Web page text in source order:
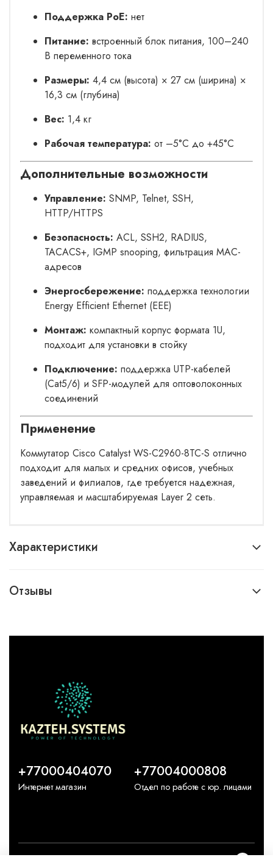
Поддержка PoE: нет
Питание: встроенный блок питания, 100–240
В переменного тока
Размеры: 4,4 см (высота) × 27 см (ширина) ×
16,3 см (глубина)
Вес: 1,4 кг
Рабочая температура: от –5°C до +45°C
Дополнительные возможности
Управление: SNMP, Telnet, SSH,
HTTP/HTTPS
Безопасность: ACL, SSH2, RADIUS,
TACACS+, IGMP snooping, фильтрация MAC-
адресов
Энергосбережение: поддержка технологии
Energy Efficient Ethernet (EEE)
Монтаж: компактный корпус формата 1U,
подходит для установки в стойку
Подключение: поддержка UTP-кабелей
(Cat5/6) и SFP-модулей для оптоволоконных
соединений
Применение
Коммутатор Cisco Catalyst WS-C2960-8TC-S отлично
подходит для малых и средних офисов, учебных
заведений и филиалов, где требуется надежная,
управляемая и масштабируемая Layer 2 сеть.
Характеристики
Отзывы
+77000404070
Интернет магазин
+77004000808
Отдел по работе с юр. лицами